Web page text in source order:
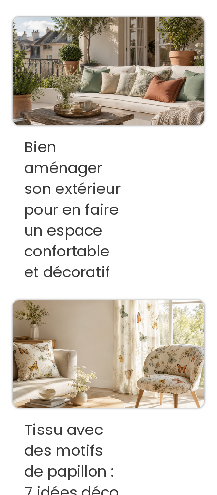
Bien
aménager
son extérieur
pour en faire
un espace
confortable
et décoratif
Tissu avec
des motifs
de papillon :